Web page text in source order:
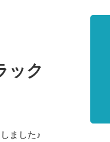
ック
ました♪